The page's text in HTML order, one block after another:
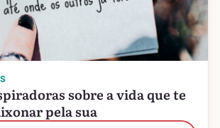
sobre a vida que te
pela sua